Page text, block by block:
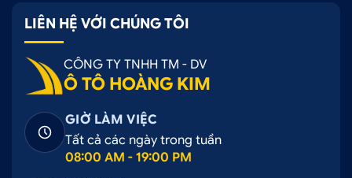
LIÊN HỆ VỚI CHÚNG TÔI
CÔNG TY TNHH TM - DV
Ô TÔ HOÀNG KIM
GIỜ LÀM VIỆC
Tất cả các ngày trong tuần
08:00 AM - 19:00 PM